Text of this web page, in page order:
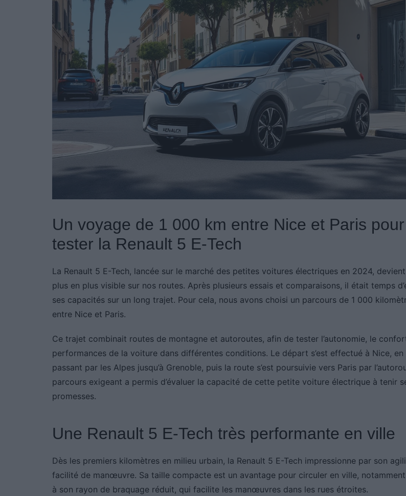
Un voyage de 1 000 km entre Nice et Paris pour
tester la Renault 5 E-Tech
La Renault 5 E-Tech, lancée sur le marché des petites voitures électriques en 2024,
plus en plus visible sur nos routes. Après plusieurs essais et comparaisons, il était temps
ses capacités sur un long trajet. Pour cela, nous avons choisi un parcours de 1 000
entre Nice et Paris.
Ce trajet combinait routes de montagne et autoroutes, afin de tester l’autonomie, le
performances de la voiture dans différentes conditions. Le départ s’est effectué à Nice, en
passant par les Alpes jusqu’à Grenoble, puis la route s’est poursuivie vers Paris par
parcours exigeant a permis d’évaluer la capacité de cette petite voiture électrique à tenir
promesses.
Une Renault 5 E-Tech très performante en ville
Dès les premiers kilomètres en milieu urbain, la Renault 5 E-Tech impressionne par son
facilité de manœuvre. Sa taille compacte est un avantage pour circuler en ville,
à son rayon de braquage réduit, qui facilite les manœuvres dans les rues étroites.